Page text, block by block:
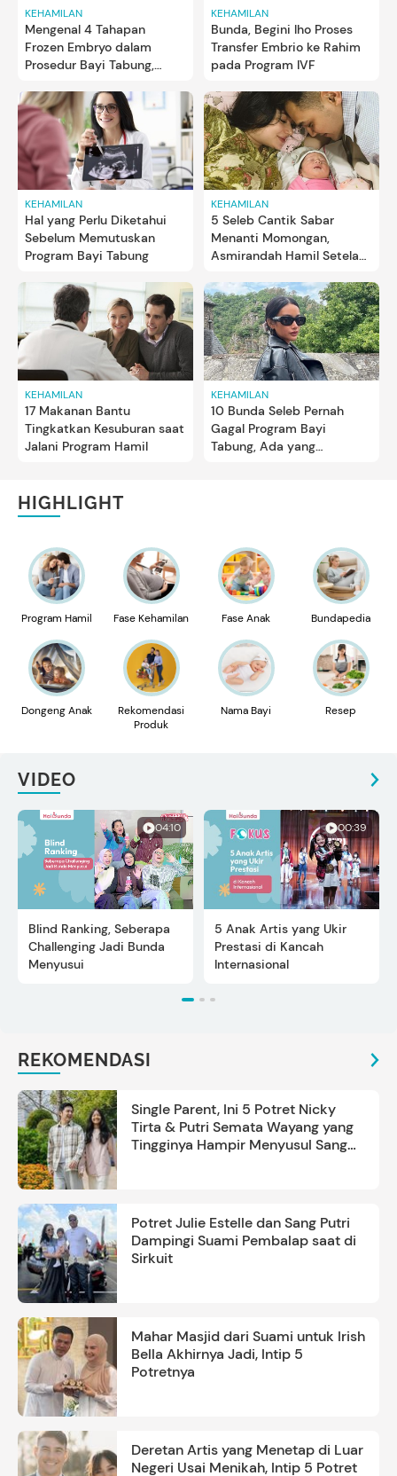
KEHAMILAN
Mengenal 4 Tahapan
Frozen Embryo dalam
Prosedur Bayi Tabung,
KEHAMILAN
Bunda, Begini lho Proses
Transfer Embrio ke Rahim
pada Program IVF
KEHAMILAN
Hal yang Perlu Diketahui
Sebelum Memutuskan
Program Bayi Tabung
KEHAMILAN
5 Seleb Cantik Sabar
Menanti Momongan,
Asmirandah Hamil Setelah
KEHAMILAN
17 Makanan Bantu
Tingkatkan Kesuburan saat
Jalani Program Hamil
KEHAMILAN
10 Bunda Seleb Pernah
Gagal Program Bayi
Tabung, Ada yang
HIGHLIGHT
Program Hamil Fase Kehamilan Fase Anak Bundapedia
Dongeng Anak
Rekomendasi
Produk
Nama Bayi Resep
VIDEO
04:10
Blind Ranking, Seberapa
Challenging Jadi Bunda
Menyusui
00:39
5 Anak Artis yang Ukir
Prestasi di Kancah
Internasional
REKOMENDASI
Single Parent, Ini 5 Potret Nicky
Tirta & Putri Semata Wayang yang
Tingginya Hampir Menyusul Sang
Potret Julie Estelle dan Sang Putri
Dampingi Suami Pembalap saat di
Sirkuit
Mahar Masjid dari Suami untuk Irish
Bella Akhirnya Jadi, Intip 5
Potretnya
Deretan Artis yang Menetap di Luar
Negeri Usai Menikah, Intip 5 Potret